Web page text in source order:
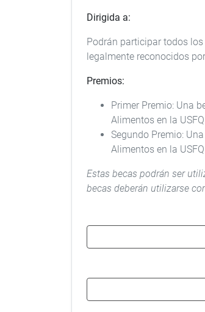
Dirigida a:
Podrán participar todos
legalmente reconocidos
Premios:
Primer Premio: Una
Alimentos en la
Segundo Premio:
Alimentos en la
Estas becas podrán ser
becas deberán utilizarse